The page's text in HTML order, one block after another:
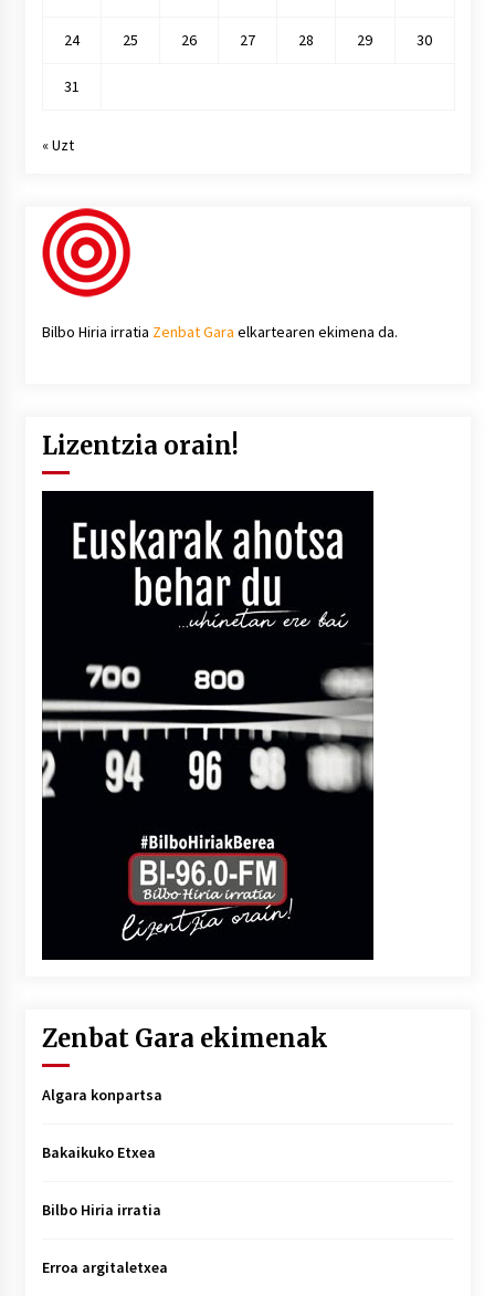
24 25 26 27 28 29 30
31
« Uzt
Bilbo Hiria irratia Zenbat Gara elkartearen ekimena da.
Lizentzia orain!
Zenbat Gara ekimenak
Algara konpartsa
Bakaikuko Etxea
Bilbo Hiria irratia
Erroa argitaletxea